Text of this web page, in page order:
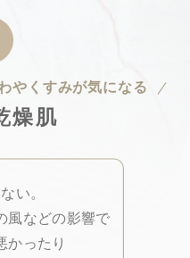
やくすみが気になる
燥肌
い。
風などの影響で
かったり